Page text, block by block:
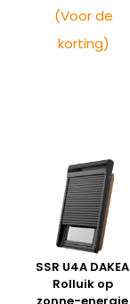
(Voor de
korting)
SSR U4A DAKEA
Rolluik op